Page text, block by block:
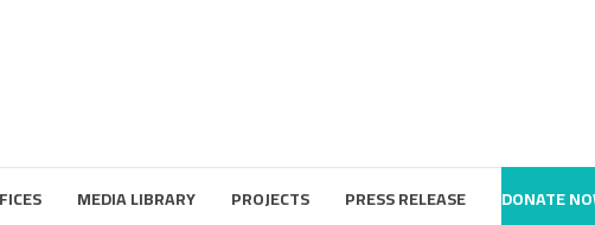
MEDIA LIBRARY PROJECTS PRESS RELEASE DONATE